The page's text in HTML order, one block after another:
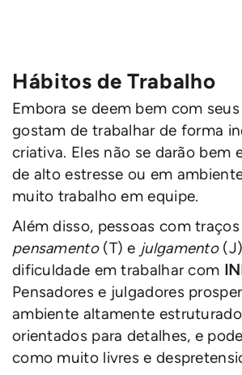
Hábitos de Trabalho
Embora se deem bem com
gostam de trabalhar de forma
criativa. Eles não se darão bem
de alto estresse ou em
muito trabalho em equipe.
Além disso, pessoas com
pensamento (T) e julgamento
dificuldade em trabalhar com
Pensadores e julgadores
ambiente altamente
orientados para detalhes, e
como muito livres e